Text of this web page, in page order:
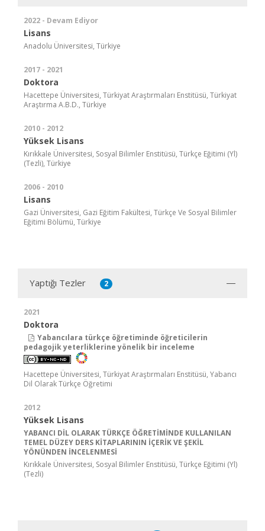
2022 - Devam Ediyor
Lisans
Anadolu Üniversitesi, Türkiye
2017 - 2021
Doktora
Hacettepe Üniversitesi, Türkiyat Araştırmaları Enstitüsü, Türkiyat
Araştırma A.B.D., Türkiye
2010 - 2012
Yüksek Lisans
Kırıkkale Üniversitesi, Sosyal Bilimler Enstitüsü, Türkçe Eğitimi (Yl)
(Tezli), Türkiye
2006 - 2010
Lisans
Gazi Üniversitesi, Gazi Eğitim Fakültesi, Türkçe Ve Sosyal Bilimler
Eğitimi Bölümü, Türkiye
Yaptığı Tezler 2
2021
Doktora
Yabancılara türkçe öğretiminde öğreticilerin
pedagojik yeterliklerine yönelik bir inceleme
Hacettepe Üniversitesi, Türkiyat Araştırmaları Enstitüsü, Yabancı
Dil Olarak Türkçe Öğretimi
2012
Yüksek Lisans
YABANCI DİL OLARAK TÜRKÇE ÖĞRETİMİNDE KULLANILAN
TEMEL DÜZEY DERS KİTAPLARININ İÇERİK VE ŞEKİL
YÖNÜNDEN İNCELENMESİ
Kırıkkale Üniversitesi, Sosyal Bilimler Enstitüsü, Türkçe Eğitimi (Yl)
(Tezli)